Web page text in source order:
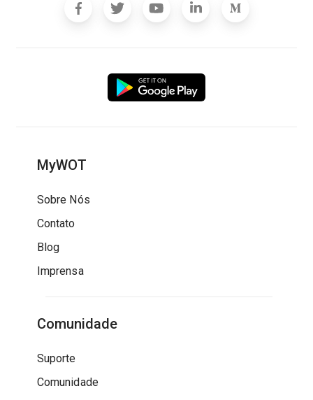
MyWOT
Sobre Nós
Contato
Blog
Imprensa
Comunidade
Suporte
Comunidade